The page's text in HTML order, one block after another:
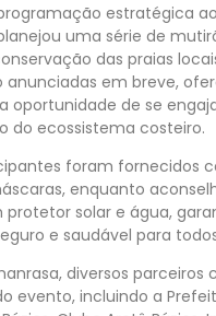
estratégica
uma série de
das praias
anunciadas em breve,
oportunidade de se
do ecossistema costeiro.
foram fornecidos
enquanto
protetor solar e água,
e saudável para
diversos parceiros
evento, incluindo a